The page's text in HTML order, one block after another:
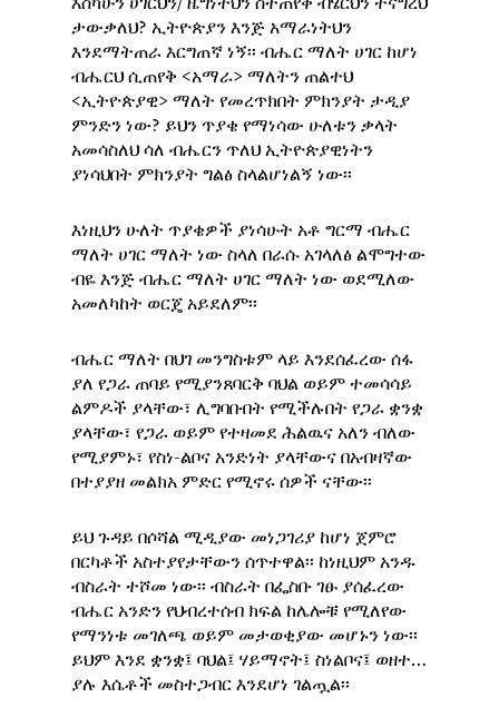
ታውቃለህ? ኢትዮጵያን እንጅ አማራነትህን
እንደማትጠራ እርግጠኛ ነኝ፡፡ ብሔር ማለት ሀገር ከሆነ
ብሔርህ ሲጠየቅ <አማራ> ማለትን ጠልተህ
<ኢትዮጵያዊ> ማለት የመረጥክበት ምክንያት ታዲያ
ምንድን ነው? ይህን ጥያቄ የማነሳው ሁለቱን ቃላት
አመሳስለህ ሳለ ብሔርን ጥለህ ኢትዮጵያዊነትን
ያነሳህበት ምክንያት ግልፅ ስላልሆነልኝ ነው፡፡
እነዚህን ሁለት ጥያቄዎች ያነሳሁት አቶ ግርማ ብሔር
ማለት ሀገር ማለት ነው ስላለ በራሱ አገላለፅ ልሞግተው
ብዬ እንጅ ብሔር ማለት ሀገር ማለት ነው ወደሚለው
አመለካከት ወርጄ አይደለም፡፡
ብሔር ማለት በህገ መንግስቱም ላይ እንደሰፈረው ሰፋ
ያለ የጋራ ጠባይ የሚያንጸባርቅ ባህል ወይም ተመሳሳይ
ልምዶች ያላቸው፣ ሊግባቡበት የሚችሉበት የጋራ ቋንቋ
ያላቸው፣ የጋራ ወይም የተዛመደ ሕልዉና አለን ብለው
የሚያምኑ፣ የስነ-ልቦና አንድነት ያላቸውና በአብዛኛው
በተያያዘ መልክአ ምድር የሚኖሩ ሰዎች ናቸው፡፡
ይህ ጉዳይ በሶሻል ሚዲያው መነጋገሪያ ከሆነ ጀምሮ
በርካቶች አስተያየታቸውን ሰጥተዋል፡፡ ከነዚህም አንዱ
ብስራት ተሾመ ነው፡፡ ብስራት በፌስቡ ገፁ ያሰፈረው
ብሔር አንድን የህብረተሰብ ክፍል ከሌሎቹ የሚለየው
የማንነቱ መገለጫ ወይም መታወቂያው መሆኑን ነው፡፡
ይህም እንደ ቋንቋ፤ ባህል፤ ሃይማኖት፤ ስነልቦና፤ ወዘተ…
ያሉ እሴቶች መስተጋብር እንደሆነ ገልጧል፡፡